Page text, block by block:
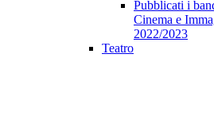
Pubblicati i
Cinema e
2022/2023
Teatro